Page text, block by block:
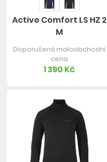
Active Comfort LS HZ 2
M
Doporučená maloobchodní
cena
1 390 Kč